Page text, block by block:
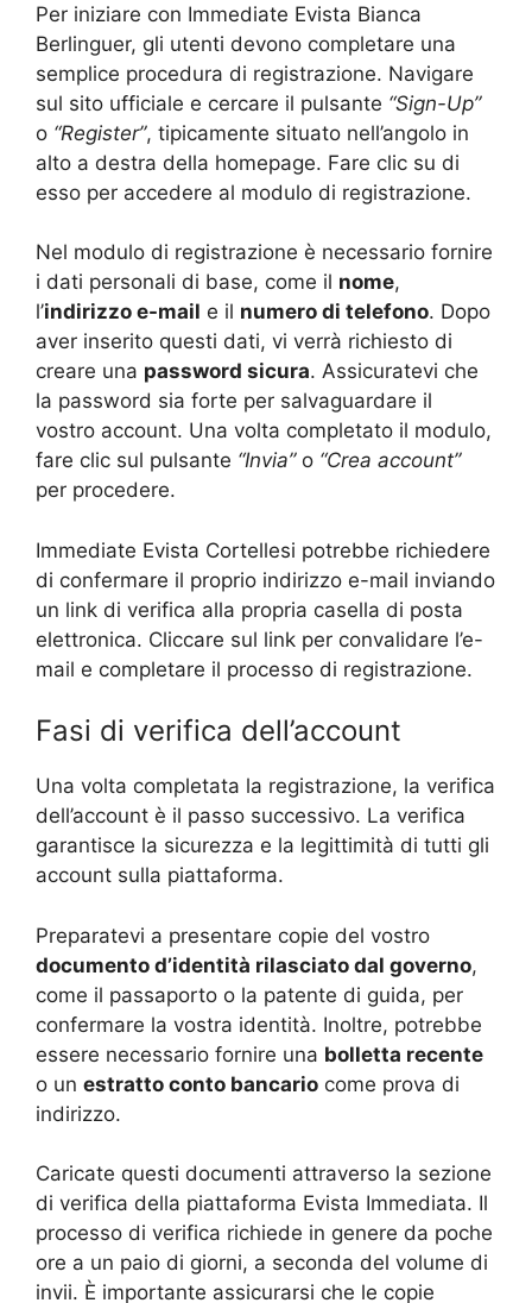
Per iniziare con Immediate Evista Bianca
Berlinguer, gli utenti devono completare una
semplice procedura di registrazione. Navigare
sul sito ufficiale e cercare il pulsante “Sign-Up”
o “Register”, tipicamente situato nell’angolo in
alto a destra della homepage. Fare clic su di
esso per accedere al modulo di registrazione.
Nel modulo di registrazione è necessario fornire
i dati personali di base, come il nome,
l’indirizzo e-mail e il numero di telefono. Dopo
aver inserito questi dati, vi verrà richiesto di
creare una password sicura. Assicuratevi che
la password sia forte per salvaguardare il
vostro account. Una volta completato il modulo,
fare clic sul pulsante “Invia”o “Crea account”
per procedere.
Immediate Evista Cortellesi potrebbe richiedere
di confermare il proprio indirizzo e-mail inviando
un link di verifica alla propria casella di posta
elettronica. Cliccare sul link per convalidare l’e-
mail e completare il processo di registrazione.
Fasi di verifica dell’account
Una volta completata la registrazione, la verifica
dell’account è il passo successivo. La verifica
garantisce la sicurezza e la legittimità di tutti gli
account sulla piattaforma.
Preparatevi a presentare copie del vostro
documento d’identità rilasciato dal governo,
come il passaporto o la patente di guida, per
confermare la vostra identità. Inoltre, potrebbe
essere necessario fornire una bolletta recente
o un estratto conto bancario come prova di
indirizzo.
Caricate questi documenti attraverso la sezione
di verifica della piattaforma Evista Immediata. Il
processo di verifica richiede in genere da poche
ore a un paio di giorni, a seconda del volume di
invii. È importante assicurarsi che le copie